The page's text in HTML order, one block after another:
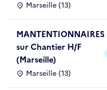
Marseille (13)
MANTENTIONNAIRES
sur Chantier H/F
(Marseille)
Marseille (13)